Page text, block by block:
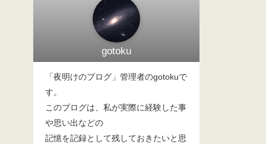
gotoku
「夜明けのブログ」管理者のgotokuで
す。
このブログは、私が実際に経験した事
や思い出などの
記憶を記録として残しておきたいと思